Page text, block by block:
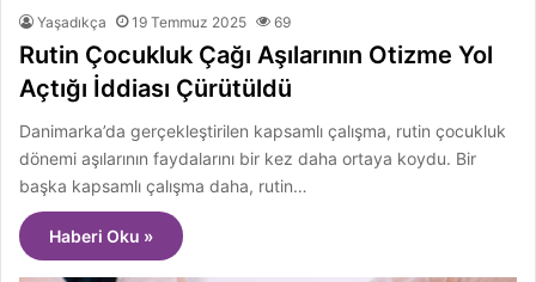
Yaşadıkça 19 Temmuz 2025 69
Rutin Çocukluk Çağı Aşılarının Otizme Yol
Açtığı İddiası Çürütüldü
Danimarka’da gerçekleştirilen kapsamlı çalışma, rutin çocukluk
dönemi aşılarının faydalarını bir kez daha ortaya koydu. Bir
başka kapsamlı çalışma daha, rutin…
Haberi Oku »